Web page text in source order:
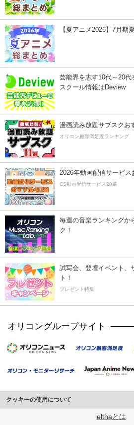
【夏アニメ2026】7月期
芸能界を志す10代～20代
スクール情報はDeview
漫画読み放題サブスクお
オリコン顧客満足度ランキング
2026年動画配信サービス
CS動画配信サービス20選
毎週の音楽ランキングか
ク！
試写会、登壇イベント、
ト！
プレゼント特集
オリコングループサイト
クッキーの使用について
このサイトでは Cookie を使用して、ユーザー
elthaとは